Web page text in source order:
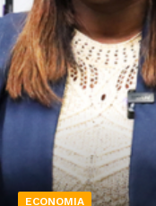
ECONOMIA